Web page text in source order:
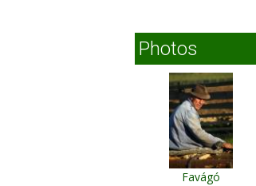
Photos
Favágó